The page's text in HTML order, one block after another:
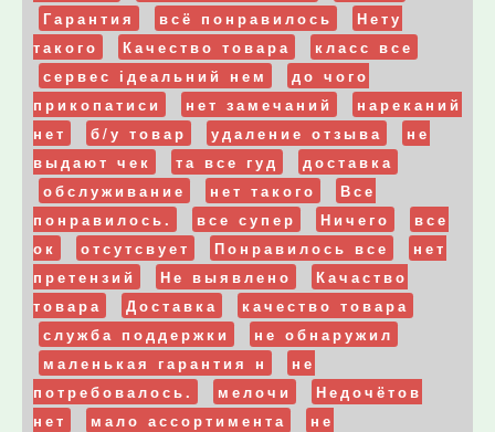
Гарантия
всё понравилось
Нету
такого
Качество товара
класс все
сервес ідеальний нем
до чого
прикопатиси
нет замечаний
нареканий
нет
б/у товар удаление отзыва
не
выдают чек
та все гуд
доставка
обслуживание
нет такого
Все
понравилось.
все супер Ничего
все
ок
отсутсвует Понравилось все
нет
претензий
Не выявлено
Качаство
товара
Доставка
качество товара
служба поддержки
не обнаружил
маленькая гарантия н
не
потребовалось.
мелочи
Недочётов
нет
мало ассортимента
не